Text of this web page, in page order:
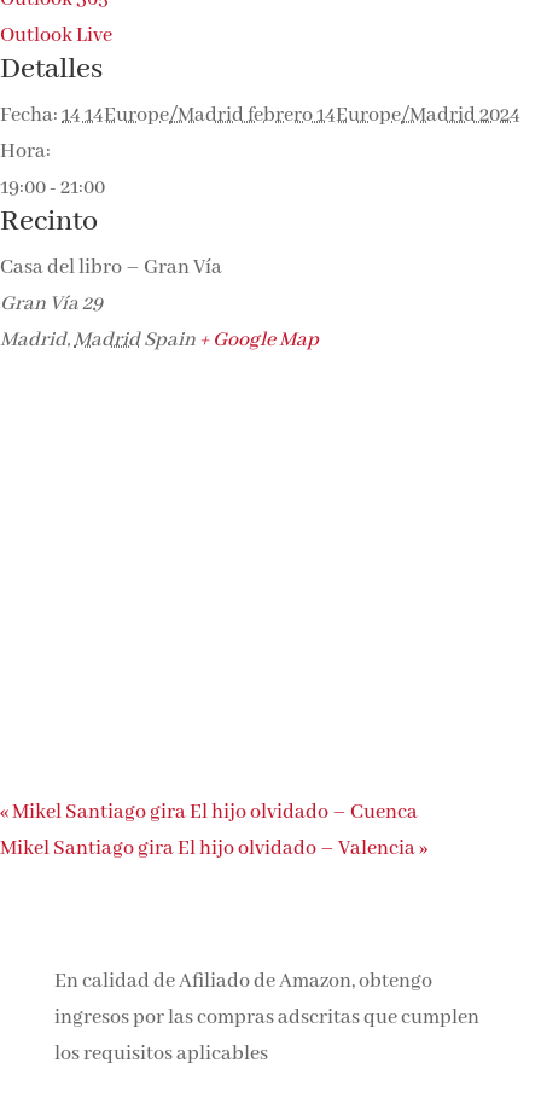
Outlook Live
Detalles
Fecha:14 14Europe/Madrid febrero 14Europe/Madrid 2024
Hora:
19:00 - 21:00
Recinto
Casa del libro – Gran Vía
Gran Vía 29
Madrid,MadridSpain + Google Map
«Mikel Santiago gira El hijo olvidado – Cuenca
Mikel Santiago gira El hijo olvidado – Valencia»
En calidad de Afiliado de Amazon, obtengo
ingresos por las compras adscritas que cumplen
los requisitos aplicables